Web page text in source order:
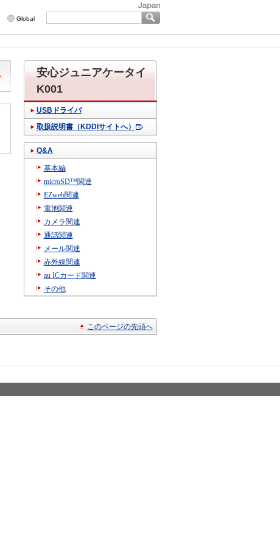
Global
安心ジュニアケータイ
K001
USBドライバ
取扱説明書（KDDIサイトへ）
Q&A
基本編
microSD™関連
EZweb関連
電池関連
カメラ関連
通話関連
メール関連
赤外線関連
au ICカード関連
その他
このページの先頭へ